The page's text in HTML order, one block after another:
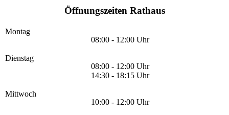
Öffnungszeiten Rathaus
Montag
08:00 - 12:00 Uhr
Dienstag
08:00 - 12:00 Uhr
14:30 - 18:15 Uhr
Mittwoch
10:00 - 12:00 Uhr